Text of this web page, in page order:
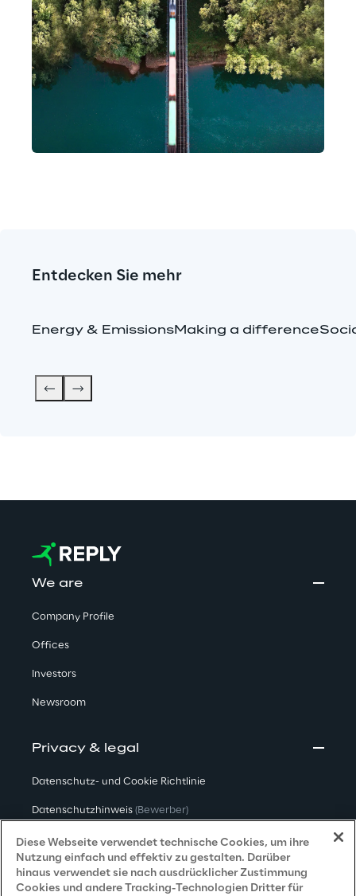
Entdecken Sie mehr
Energy & EmissionsMaking a difference
We are
Company Profile
Offices
Investors
Newsroom
Privacy & legal
Datenschutz- und Cookie Richtlinie
Datenschutzhinweis (Bewerber)
Datenschutzhinweis(Kunden)
Datenschutzhinweis (Dienstleister)
Diese Webseite verwendet technische Cookies, um ihre
Nutzung einfach und effektiv zu gestalten. Darüber
hinaus verwendet sie nach ausdrücklicher Zustimmung
Cookies und andere Tracking-Technologien Dritter für